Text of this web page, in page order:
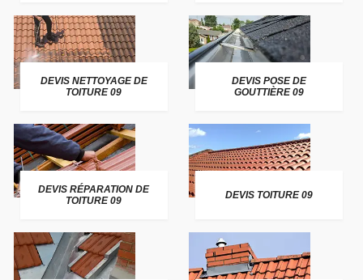
DEVIS NETTOYAGE DE
TOITURE 09
DEVIS POSE DE
GOUTTIÈRE 09
DEVIS RÉPARATION DE
TOITURE 09
DEVIS TOITURE 09